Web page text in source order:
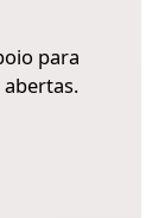
para